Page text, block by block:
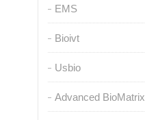
EMS
Bioivt
Usbio
Advanced BioMatrix